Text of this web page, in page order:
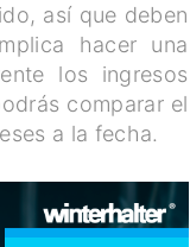
así que deben
hacer una
los ingresos
comparar el
a la fecha.